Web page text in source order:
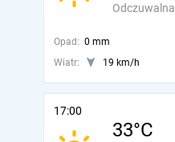
Odczuwalna
Opad: 0 mm
Wiatr:
19 km/h
17:00
33°C